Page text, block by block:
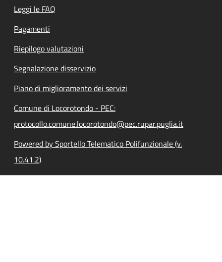
Leggi le FAQ
Pagamenti
Riepilogo valutazioni
Segnalazione disservizio
Piano di miglioramento dei servizi
Comune di Locorotondo - PEC:
protocollo.comune.locorotondo@pec.rupar.puglia.it
Powered by Sportello Telematico Polifunzionale (v.
10.41.2)